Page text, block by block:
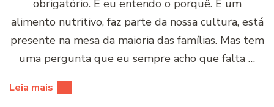
obrigatório. E eu entendo o porquê. É um
alimento nutritivo, faz parte da nossa cultura, está
presente na mesa da maioria das famílias. Mas tem
uma pergunta que eu sempre acho que falta …
Leia mais